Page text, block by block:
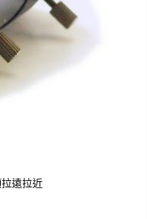
遠拉近